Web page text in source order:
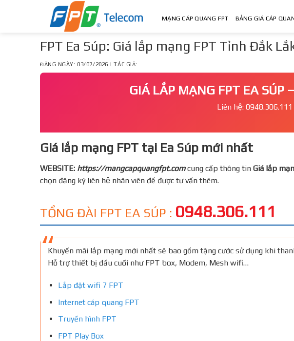
MẠNG CÁP QUANG FPT BẢNG GIÁ CÁP
FPT Ea Súp: Giá lắp mạng FPT Tỉnh Đắk
ĐĂNG NGÀY: 03/07/2026 | TÁC GIẢ:
GIÁ LẮP MẠNG FPT EA SÚP
Liên hệ: 0948.306.111
Giá lắp mạng FPT tại Ea Súp mới nhất
WEBSITE: https://mangcapquangfpt.comcung cấp thông tin Giá lắp
chọn đăng ký liên hệ nhân viên để được tư vấn thêm.
TỔNG ĐÀI FPT EA SÚP : 0948.306.111
Khuyến mãi lắp mạng mới nhất sẽ bao gồm tặng cước sử dụng khi
Hỗ trợ thiết bị đầu cuối như FPT box, Modem, Mesh wifi…
Lắp đặt wifi 7 FPT
Internet cáp quang FPT
Truyền hình FPT
FPT Play Box